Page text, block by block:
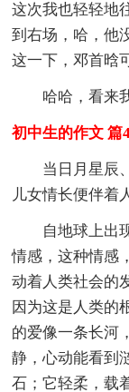
这次我也轻轻地
到右场，哈，他
这一下，邓首晗
哈哈，看来我
初中生的作文 篇
当日月星辰、
儿女情长便伴着
自地球上出现
情感，这种情感
动着人类社会的
因为这是人类的
的爱像一条长河
静，心动能看到
石；它轻柔，载